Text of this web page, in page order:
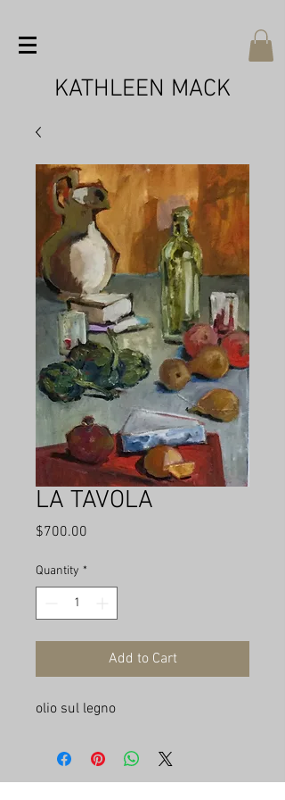
KATHLEEN MACK
LA TAVOLA
$700.00
Quantity *
Add to Cart
olio sul legno